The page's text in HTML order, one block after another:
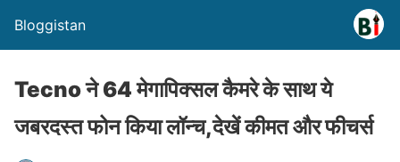
Bloggistan
Tecno ने 64 मेगापिक्सल कैमरे के साथ ये
जबरदस्त फोन किया लॉन्च,देखें कीमत और फीचर्स